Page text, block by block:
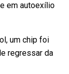
em autoexílio
um chip foi
regressar da